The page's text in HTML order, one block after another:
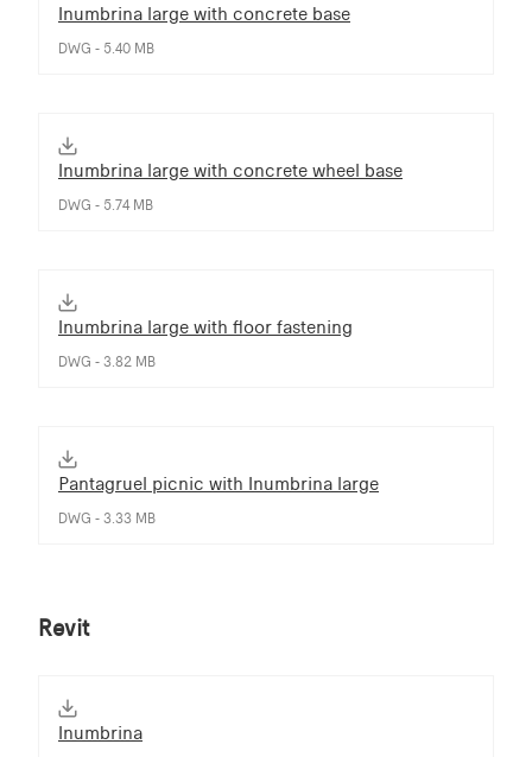
Inumbrina large with concrete base
DWG - 5.40 MB
Inumbrina large with concrete wheel base
DWG - 5.74 MB
Inumbrina large with floor fastening
DWG - 3.82 MB
Pantagruel picnic with Inumbrina large
DWG - 3.33 MB
Revit
Inumbrina